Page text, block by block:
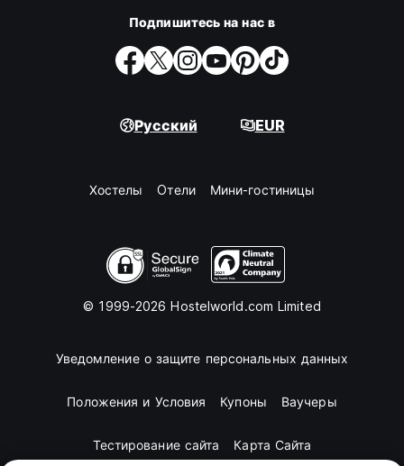
Подпишитесь на нас в
Русский EUR
Хостелы Oтели Мини-гостиницы
© 1999-2026 Hostelworld.com Limited
Уведомление о защите персональных данных
Положения и Условия Купоны Ваучеры
Тестирование сайта Карта Сайта